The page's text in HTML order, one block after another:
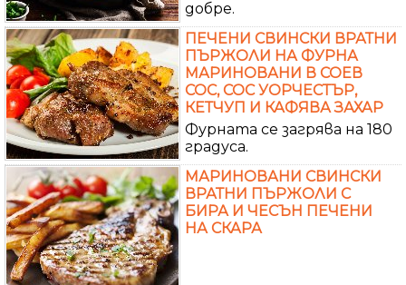
добре.
ПЕЧЕНИ СВИНСКИ ВРАТНИ
ПЪРЖОЛИ НА ФУРНА
МАРИНОВАНИ В СОЕВ
СОС, СОС УОРЧЕСТЪР,
КЕТЧУП И КАФЯВА ЗАХАР
Фурната се загрява на 180
градуса.
МАРИНОВАНИ СВИНСКИ
ВРАТНИ ПЪРЖОЛИ С
БИРА И ЧЕСЪН ПЕЧЕНИ
НА СКАРА